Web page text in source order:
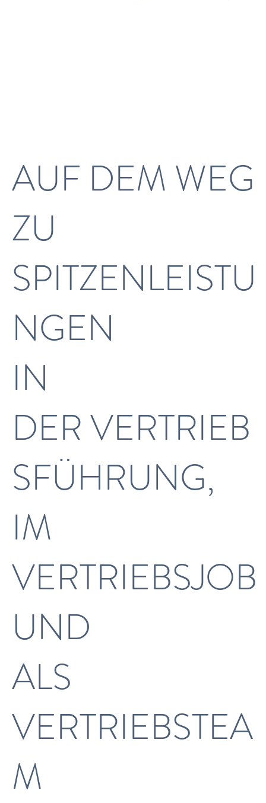
AUF DEM WEG
ZU
SPITZENLEISTU
NGEN
IN
DER VERTRIEB
SFÜHRUNG,
IM
VERTRIEBSJOB
UND
ALS
VERTRIEBSTEA
M